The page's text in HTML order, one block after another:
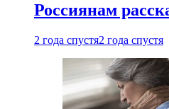
Россиянам
2 года спустя2 года спустя